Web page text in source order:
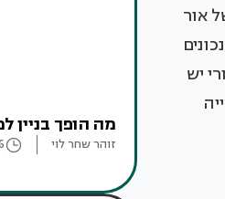
אור
יש
מה הופך בניין
זוהר שחר לוי